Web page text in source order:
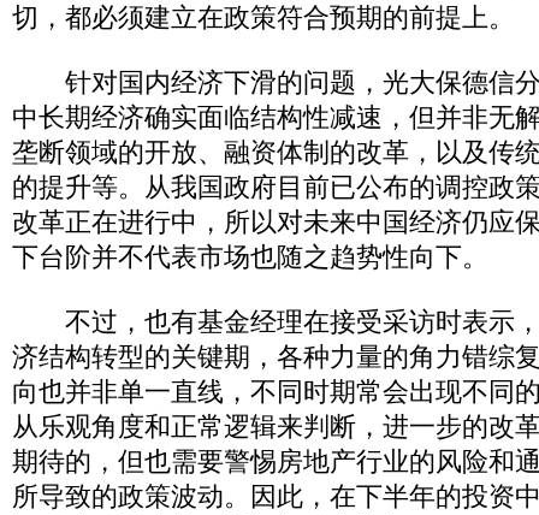
切，都必须建立在政策符合预期的前提上。
针对国内经济下滑的问题，光大保德信
中长期经济确实面临结构性减速，但并非无
垄断领域的开放、融资体制的改革，以及传
的提升等。从我国政府目前已公布的调控政
改革正在进行中，所以对未来中国经济仍应
下台阶并不代表市场也随之趋势性向下。
不过，也有基金经理在接受采访时表示
济结构转型的关键期，各种力量的角力错综
向也并非单一直线，不同时期常会出现不同
从乐观角度和正常逻辑来判断，进一步的改
期待的，但也需要警惕房地产行业的风险和
所导致的政策波动。因此，在下半年的投资